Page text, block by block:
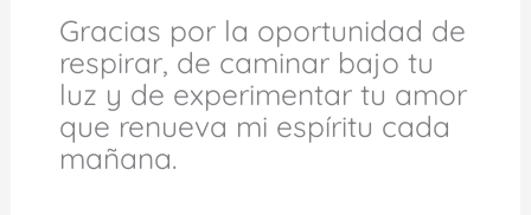
Gracias por la oportunidad de
respirar, de caminar bajo tu
luz y de experimentar tu amor
que renueva mi espíritu cada
mañana.